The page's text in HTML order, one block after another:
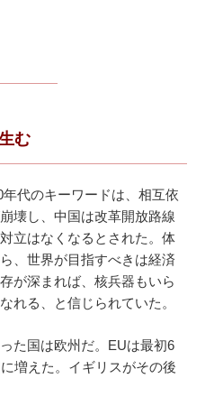
む
年代のキーワードは、相互依
壊し、中国は改革開放路線
立はなくなるとされた。体
、世界が目指すべきは経済
が深まれば、核兵器もいら
れる、と信じられていた。
た国は欧州だ。EUは最初6
増えた。イギリスがその後